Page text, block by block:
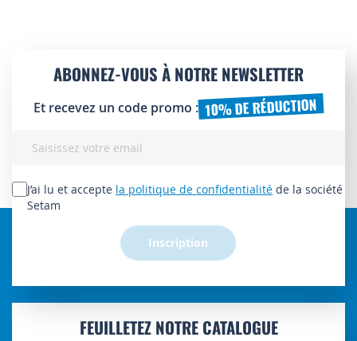
ABONNEZ-VOUS À NOTRE NEWSLETTER
Et recevez un code promo : 10% DE RÉDUCTION
lettre
d’information
J’ai lu et accepte la politique de confidentialité de la société
Setam
Inscription
FEUILLETEZ NOTRE CATALOGUE